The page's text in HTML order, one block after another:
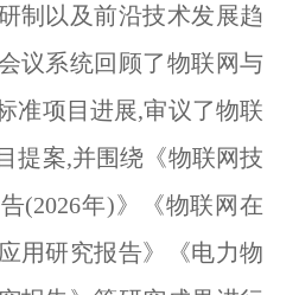
制以及前沿技术发展趋
议系统回顾了物联网与
准项目进展,审议了物联
提案,并围绕《物联网技
(2026年)》《物联网在
用研究报告》《电力物